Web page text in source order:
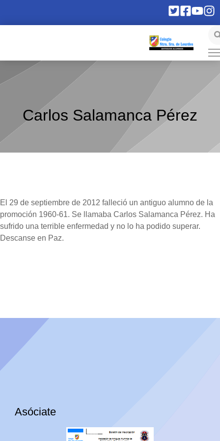
Carlos Salamanca Pérez
El 29 de septiembre de 2012 falleció un antiguo alumno de la
promoción 1960-61. Se llamaba Carlos Salamanca Pérez. Ha
sufrido una terrible enfermedad y no lo ha podido superar.
Descanse en Paz.
Asóciate